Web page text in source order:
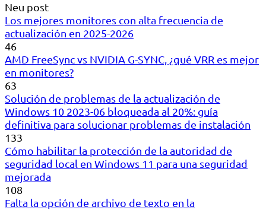
Neu post
Los mejores monitores con alta frecuencia de
actualización en 2025-2026
46
AMD FreeSync vs NVIDIA G-SYNC, ¿qué VRR es mejor
en monitores?
63
Solución de problemas de la actualización de
Windows 10 2023-06 bloqueada al 20%: guía
definitiva para solucionar problemas de instalación
133
Cómo habilitar la protección de la autoridad de
seguridad local en Windows 11 para una seguridad
mejorada
108
Falta la opción de archivo de texto en la